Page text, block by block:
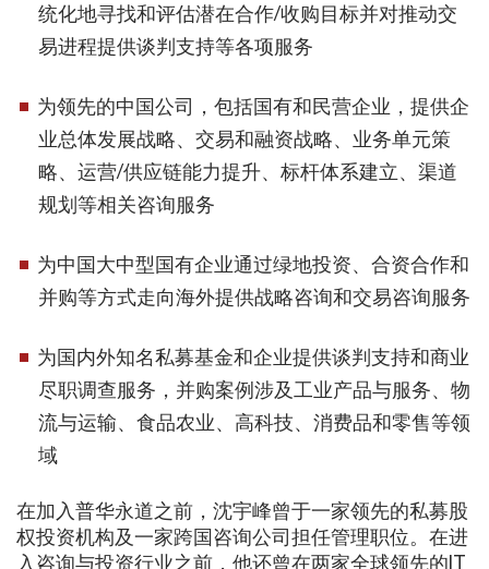
统化地寻找和评估潜在合作/收购目标并对推动交
易进程提供谈判支持等各项服务
为领先的中国公司，包括国有和民营企业，提供企
业总体发展战略、交易和融资战略、业务单元策
略、运营/供应链能力提升、标杆体系建立、渠道
规划等相关咨询服务
为中国大中型国有企业通过绿地投资、合资合作和
并购等方式走向海外提供战略咨询和交易咨询服务
为国内外知名私募基金和企业提供谈判支持和商业
尽职调查服务，并购案例涉及工业产品与服务、物
流与运输、食品农业、高科技、消费品和零售等领
域
在加入普华永道之前，沈宇峰曾于一家领先的私募股
权投资机构及一家跨国咨询公司担任管理职位。在进
入咨询与投资行业之前，他还曾在两家全球领先的IT